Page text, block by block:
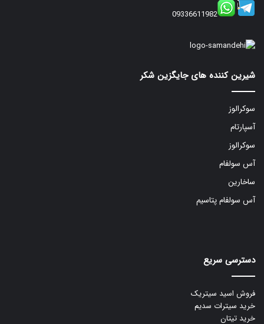
09336611982
شیرین کننده های جایگزین شکر
سوکرالوز
آسپارتام
سوکرالوز
آس سولفام
ساخارین
آس سولفام پتاسیم
دسترسی سریع
فروش اسید سیتریک
خرید سیترات سدیم
خرید تیتان